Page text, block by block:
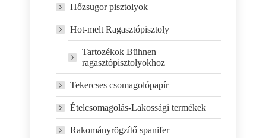
Hőzsugor pisztolyok
Hot-melt Ragasztópisztoly
Tartozékok Bühnen
ragasztópisztolyokhoz
Tekercses csomagolópapír
Ételcsomagolás-Lakossági termékek
Rakományrögzítő spanifer